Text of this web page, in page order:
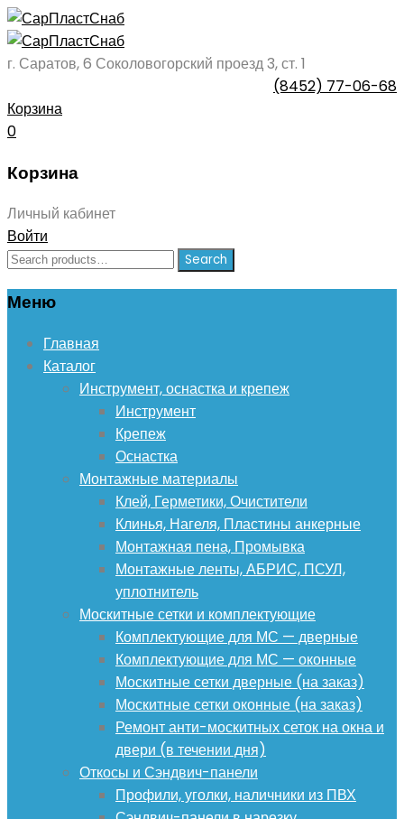
г. Саратов, 6 Соколовогорский проезд 3, ст. 1
(8452) 77-06-68
Корзина
0
Корзина
Личный кабинет
Войти
Search
Search
Меню
Skip
content
Главная
Каталог
Инструмент, оснастка и крепеж
Инструмент
Крепеж
Оснастка
Монтажные материалы
Клей, Герметики, Очистители
Клинья, Нагеля, Пластины анкерные
Монтажная пена, Промывка
Монтажные ленты, АБРИС, ПСУЛ,
уплотнитель
Москитные сетки и комплектующие
Комплектующие для МС — дверные
Комплектующие для МС — оконные
Москитные сетки дверные (на заказ)
Москитные сетки оконные (на заказ)
Ремонт анти-москитных сеток на окна и
двери (в течении дня)
Откосы и Сэндвич-панели
Профили, уголки, наличники из ПВХ